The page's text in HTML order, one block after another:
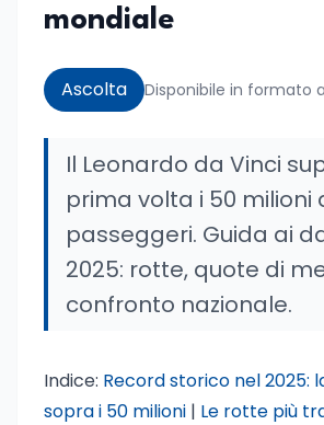
mondiale
Ascolta Disponibile in formato
Il Leonardo da Vinci
prima volta i 50 milioni
passeggeri. Guida ai
2025: rotte, quote di
confronto nazionale.
Indice: Record storico nel 2025:
sopra i 50 milioni | Le rotte più